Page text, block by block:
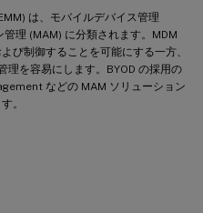
は、モバイルデバイス管理
理 (MAM) に分類されます。MDM
び制御することを可能にする一方、
理を容易にします。BYOD の採用の
などの MAM ソリューション
。